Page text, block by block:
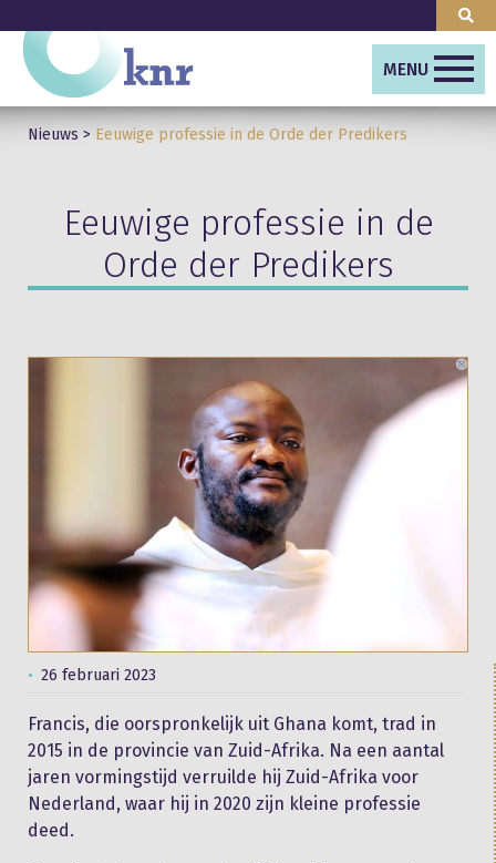
MENU
Nieuws > Eeuwige professie in de Orde der Predikers
Eeuwige professie in de
Orde der Predikers
26 februari 2023
Francis, die oorspronkelijk uit Ghana komt, trad in
2015 in de provincie van Zuid-Afrika. Na een aantal
jaren vormingstijd verruilde hij Zuid-Afrika voor
Nederland, waar hij in 2020 zijn kleine professie
deed.